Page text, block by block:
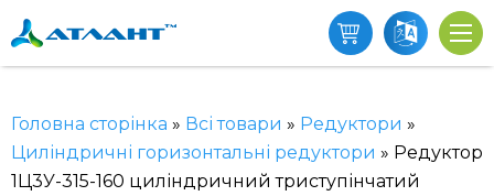
Головна сторінка » Всі товари » Редуктори »
Циліндричні горизонтальні редуктори » Редуктор
1Ц3У-315-160 циліндричний триступінчатий